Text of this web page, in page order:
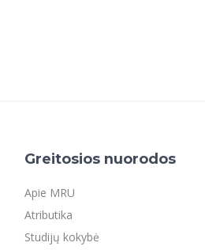
Greitosios nuorodos
Apie MRU
Atributika
Studijų kokybė